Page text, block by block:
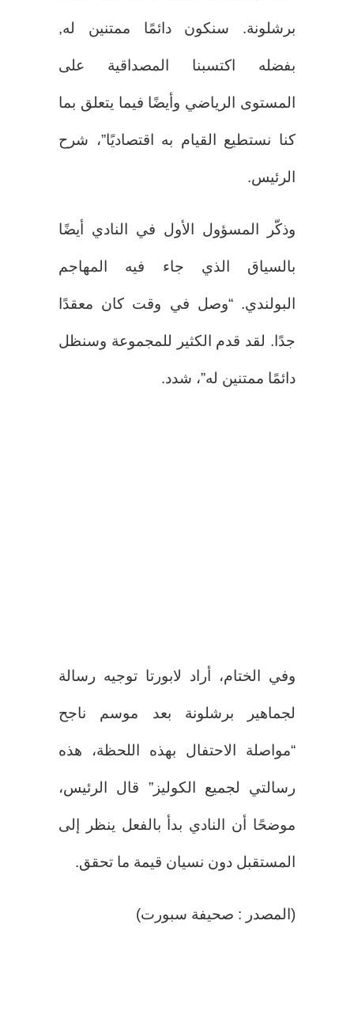
برشلونة. سنكون دائمًا ممتنين له,
بفضله اكتسبنا المصداقية على
المستوى الرياضي وأيضًا فيما يتعلق بما
كنا نستطيع القيام به اقتصاديًا”، شرح
الرئيس.
وذكّر المسؤول الأول في النادي أيضًا
بالسياق الذي جاء فيه المهاجم
البولندي. “وصل في وقت كان معقدًا
جدًا. لقد قدم الكثير للمجموعة وسنظل
دائمًا ممتنين له”، شدد.
وفي الختام، أراد لابورتا توجيه رسالة
لجماهير برشلونة بعد موسم ناجح
“مواصلة الاحتفال بهذه اللحظة، هذه
رسالتي لجميع الكوليز” قال الرئيس،
موضحًا أن النادي بدأ بالفعل ينظر إلى
المستقبل دون نسيان قيمة ما تحقق.
(المصدر : صحيفة سبورت)